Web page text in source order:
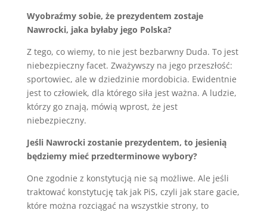
Wyobraźmy sobie, że prezydentem zostaje
Nawrocki, jaka byłaby jego Polska?
Z tego, co wiemy, to nie jest bezbarwny Duda. To jest
niebezpieczny facet. Zważywszy na jego przeszłość:
sportowiec, ale w dziedzinie mordobicia. Ewidentnie
jest to człowiek, dla którego siła jest ważna. A ludzie,
którzy go znają, mówią wprost, że jest
niebezpieczny.
Jeśli Nawrocki zostanie prezydentem, to jesienią
będziemy mieć przedterminowe wybory?
One zgodnie z konstytucją nie są możliwe. Ale jeśli
traktować konstytucję tak jak PiS, czyli jak stare gacie,
które można rozciągać na wszystkie strony, to